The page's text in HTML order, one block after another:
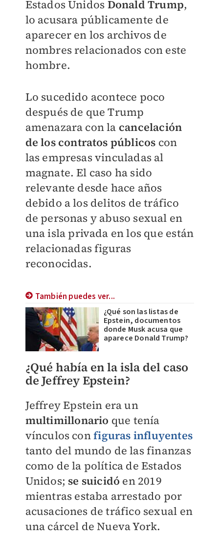
Estados Unidos Donald Trump,
lo acusara públicamente de
aparecer en los archivos de
nombres relacionados con este
hombre.
Lo sucedido acontece poco
después de que Trump
amenazara con la cancelación
de los contratos públicos con
las empresas vinculadas al
magnate. El caso ha sido
relevante desde hace años
debido a los delitos de tráfico
de personas y abuso sexual en
una isla privada en los que están
relacionadas figuras
reconocidas.
También puedes ver...
¿Qué son las listas de
Epstein, documentos
donde Musk acusa que
aparece Donald Trump?
¿Qué había en la isla del caso
de Jeffrey Epstein?
Jeffrey Epstein era un
multimillonario que tenía
vínculos configuras influyentes
tanto del mundo de las finanzas
como de la política de Estados
Unidos; se suicidó en 2019
mientras estaba arrestado por
acusaciones de tráfico sexual en
una cárcel de Nueva York.